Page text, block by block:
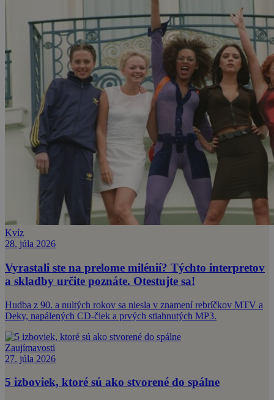
Kvíz
28. júla 2026
Vyrastali ste na prelome milénií? Týchto interpretov
a skladby určite poznáte. Otestujte sa!
Hudba z 90. a nultých rokov sa niesla v znamení rebríčkov MTV a
Deky, napálených CD-čiek a prvých stiahnutých MP3.
Zaujímavosti
27. júla 2026
5 izboviek, ktoré sú ako stvorené do spálne